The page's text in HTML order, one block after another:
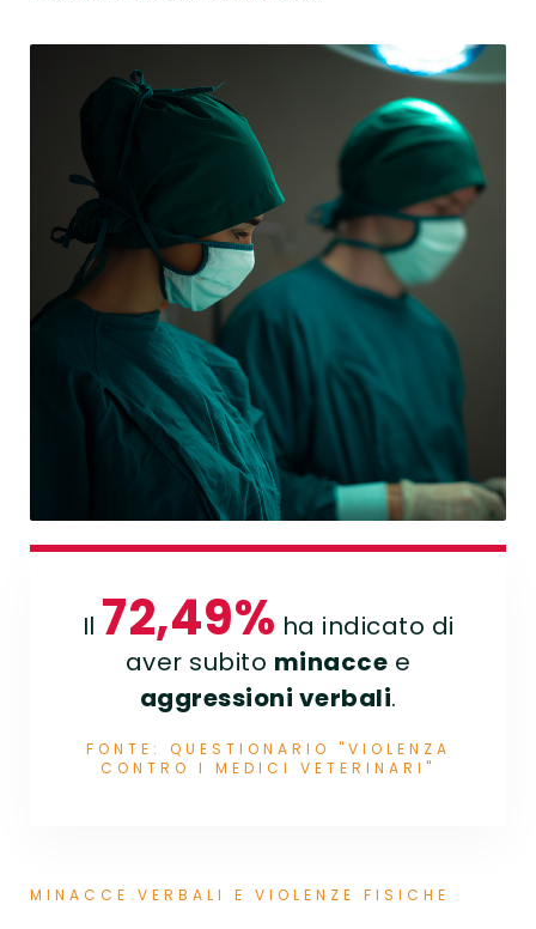
Il 72,49% ha indicato di
aver subito minacce e
aggressioni verbali.
FONTE: QUESTIONARIO "VIOLENZA
CONTRO I MEDICI VETERINARI"
MINACCE VERBALI E VIOLENZE FISICHE